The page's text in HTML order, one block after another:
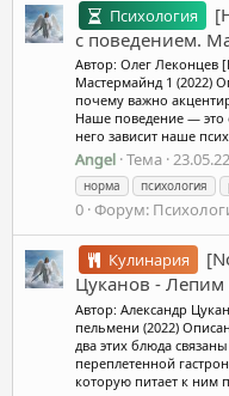
Психология
с поведением.
Автор: Олег Леконцев
Мастермайнд 1 (2022)
почему важно
Наше поведение — это
него зависит наше
Angel Тема 23.05.22
норма
психология
0 Форум:
Кулинария
Цуканов -
Автор: Александр
пельмени (2022)
два этих блюда
переплетенной
которую питает к ним